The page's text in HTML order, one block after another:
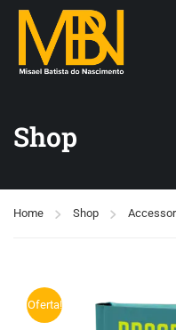
Shop
Home Shop
Oferta!